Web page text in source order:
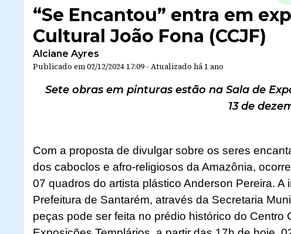
“Se Encantou” entra em
Cultural João Fona (CCJF)
Alciane Ayres
Publicado em02/12/2024 17:09 - Atualizado há 1 ano
Sete obras em pinturas estão na Sala de
13 de
Com a proposta de divulgar sobre os seres
dos caboclos e afro-religiosos da Amazônia,
07 quadros do artista plástico Anderson Pereira.
Prefeitura de Santarém, através da Secretaria
peças pode ser feita no prédio histórico do Centro